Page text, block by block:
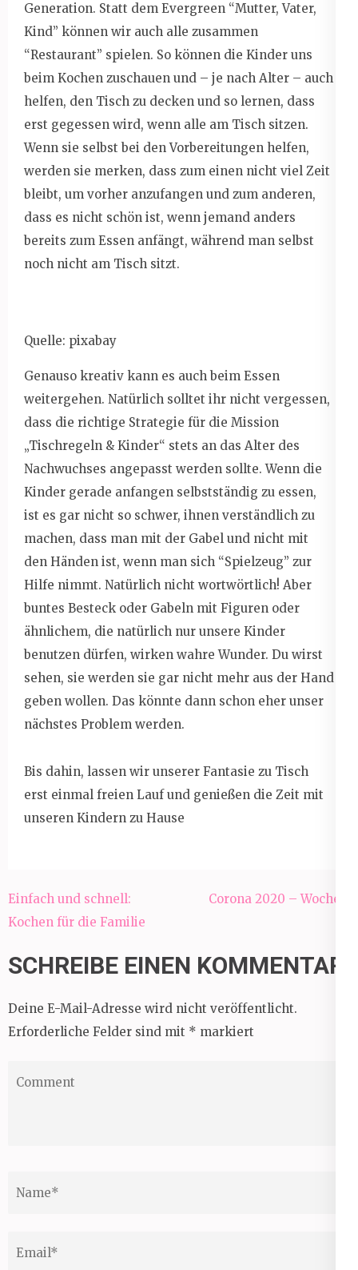
Generation. Statt dem Evergreen “Mutter, Vater,
Kind” können wir auch alle zusammen
“Restaurant” spielen. So können die Kinder uns
beim Kochen zuschauen und – je nach Alter – auch
helfen, den Tisch zu decken und so lernen, dass
erst gegessen wird, wenn alle am Tisch sitzen.
Wenn sie selbst bei den Vorbereitungen helfen,
werden sie merken, dass zum einen nicht viel Zeit
bleibt, um vorher anzufangen und zum anderen,
dass es nicht schön ist, wenn jemand anders
bereits zum Essen anfängt, während man selbst
noch nicht am Tisch sitzt.
Quelle: pixabay
Genauso kreativ kann es auch beim Essen
weitergehen. Natürlich solltet ihr nicht vergessen,
dass die richtige Strategie für die Mission
„Tischregeln & Kinder“ stets an das Alter des
Nachwuchses angepasst werden sollte. Wenn die
Kinder gerade anfangen selbstständig zu essen,
ist es gar nicht so schwer, ihnen verständlich zu
machen, dass man mit der Gabel und nicht mit
den Händen ist, wenn man sich “Spielzeug” zur
Hilfe nimmt. Natürlich nicht wortwörtlich! Aber
buntes Besteck oder Gabeln mit Figuren oder
ähnlichem, die natürlich nur unsere Kinder
benutzen dürfen, wirken wahre Wunder. Du wirst
sehen, sie werden sie gar nicht mehr aus der Hand
geben wollen. Das könnte dann schon eher unser
nächstes Problem werden.
Bis dahin, lassen wir unserer Fantasie zu Tisch
erst einmal freien Lauf und genießen die Zeit mit
unseren Kindern zu Hause
Beitragsnavigation
Einfach und schnell:
Kochen für die Familie
Corona 2020 – Woche 3
SCHREIBE EINEN KOMMENTAR
Deine E-Mail-Adresse wird nicht veröffentlicht.
Erforderliche Felder sind mit * markiert